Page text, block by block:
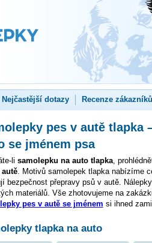
Nejčastější dotazy Recenze zákazníků
pes v autě tlapka
se jménem psa
li samolepku na auto tlapka,
. Motivů samolepek tlapka nabízíme
bezpečnost přepravy psů v autě.
materiálů. Vše zhotovujeme na
pes v autě se jménem si ihned
tlapka na auto